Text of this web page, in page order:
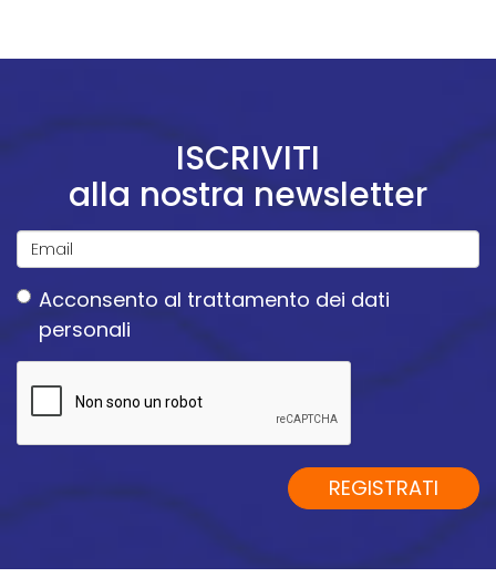
ISCRIVITI
alla nostra newsletter
*
Acconsento al trattamento dei dati
personali
Acconsento
trattamento
dei
dati
personali
REGISTRATI